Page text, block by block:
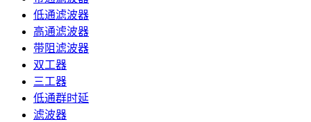
低通滤波器
高通滤波器
带阻滤波器
双工器
三工器
低通群时延
滤波器